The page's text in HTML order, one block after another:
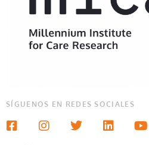
SÍGUENOS EN REDES SOCIALES